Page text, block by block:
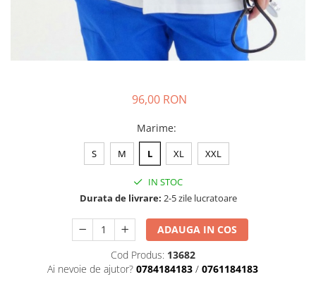
Sarafane medicale
Halate medicale polar - unisex
Sorturi restaurante
Tricouri de lucru
Saboti medicali
ACCESORII
96,00 RON
Marime:
S M L XL XXL
IN STOC
Durata de livrare: 2-5 zile lucratoare
ADAUGA IN COS
Cod Produs: 13682
Ai nevoie de ajutor? 0784184183 / 0761184183